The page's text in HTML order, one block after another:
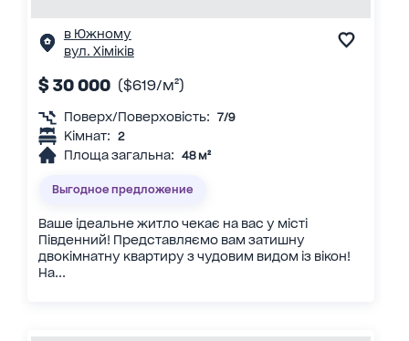
в Южному
вул. Хіміків
$ 30 000 ($619/м²)
Поверх/Поверховість: 7/9
Кімнат: 2
Площа загальна: 48 м²
Выгодное предложение
Ваше ідеальне житло чекає на вас у місті
Південний! Представляємо вам затишну
двокімнатну квартиру з чудовим видом із вікон!
На...